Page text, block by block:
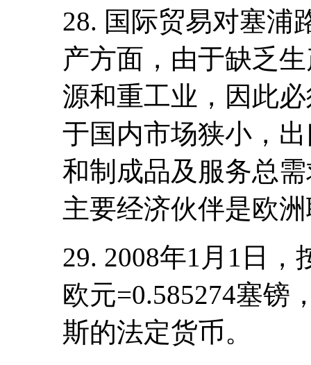
28. 国际贸易对塞浦
产方面，由于缺乏
源和重工业，因此
于国内市场狭小，
和制成品及服务总
主要经济伙伴是欧
29. 2008年1月1日
欧元=0.585274塞镑
斯的法定货币。